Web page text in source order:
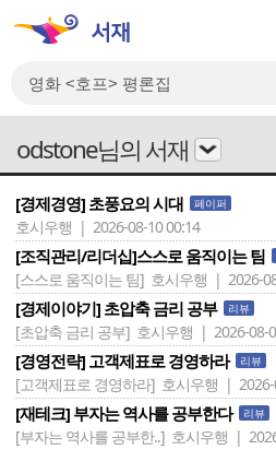
odstone님의 서재
[경제경영] 초풍요의 시대 페이퍼
호시우행 | 2026-08-10 00:14
[조직관리/리더십]스스로 움직이는 팀
[스스로 움직이는 팀] 호시우행 | 2026-
[경제이야기] 초압축 금리 공부 리뷰
[초압축 금리 공부] 호시우행 | 2026-08-
[경영전략] 고객제표로 경영하라 리뷰
[고객제표로 경영하라] 호시우행 | 2026-
[재테크] 부자는 역사를 공부한다 리뷰
[부자는 역사를 공부한..] 호시우행 |